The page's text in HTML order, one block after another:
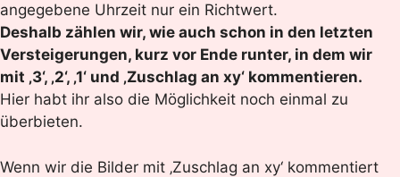
angegebene Uhrzeit nur ein Richtwert.
Deshalb zählen wir, wie auch schon in den letzten
Versteigerungen, kurz vor Ende runter, in dem wir
mit ‚3‘, ‚2‘, ‚1‘ und ‚Zuschlag an xy‘ kommentieren.
Hier habt ihr also die Möglichkeit noch einmal zu
überbieten.
Wenn wir die Bilder mit ‚Zuschlag an xy‘ kommentiert